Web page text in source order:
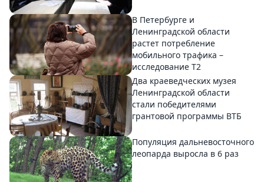
В Петербурге и
Ленинградской области
растет потребление
мобильного трафика –
исследование T2
Два краеведческих музея
Ленинградской области
стали победителями
грантовой программы ВТБ
Популяция дальневосточного
леопарда выросла в 6 раз